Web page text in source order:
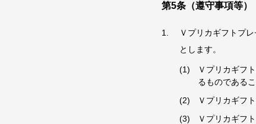
第5条（遵守事項等）
Ｖプリカギフトプ
とします。
Ｖプリカギフ
るものである
Ｖプリカギフ
Ｖプリカギフ